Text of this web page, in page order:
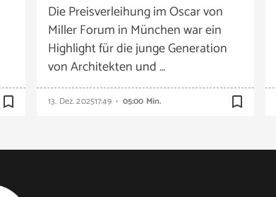
bookmark_border
Die Preisverleihung im Oscar von
Miller Forum in München war ein
Highlight für die junge Generation
von Architekten und …
13. Dez. 202517:49 05:00 Min. bookmark_border